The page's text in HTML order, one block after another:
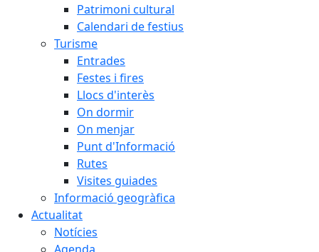
Patrimoni cultural
Calendari de festius
Turisme
Entrades
Festes i fires
Llocs d'interès
On dormir
On menjar
Punt d'Informació
Rutes
Visites guiades
Informació geogràfica
Actualitat
Notícies